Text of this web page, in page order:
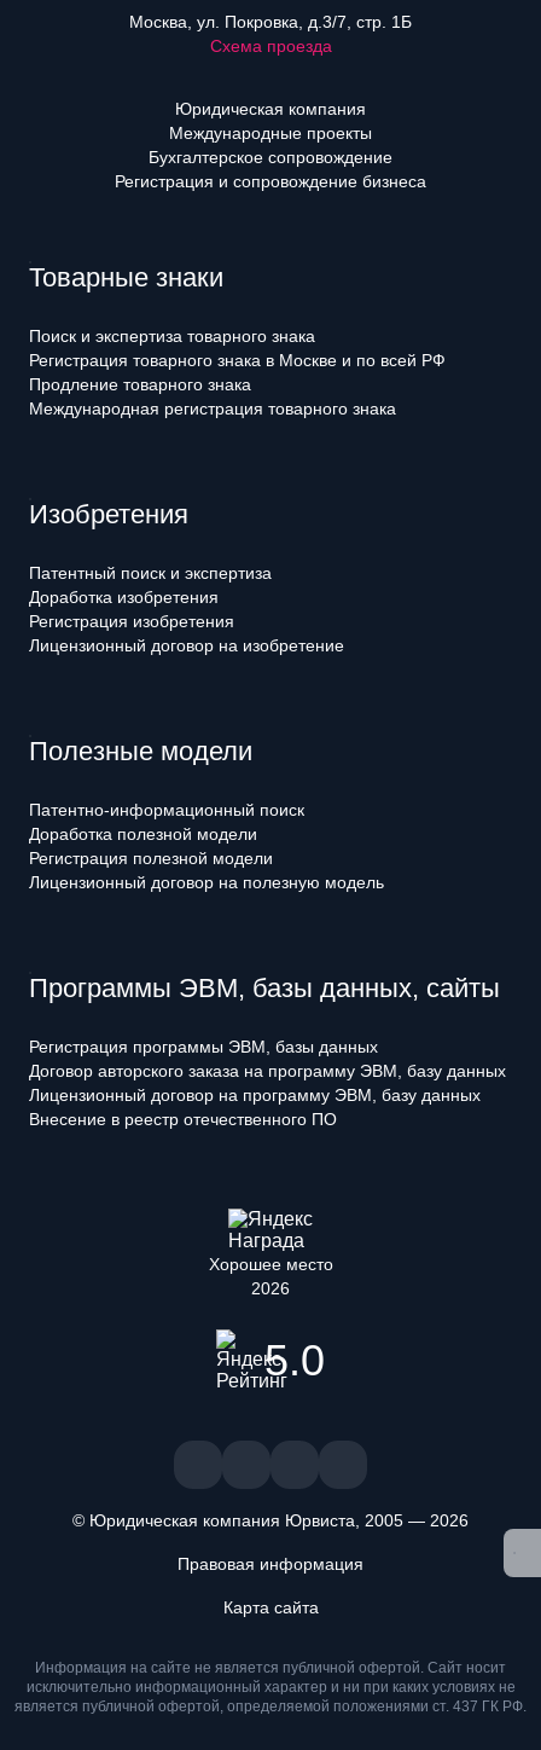
Москва, ул. Покровка, д.3/7, стр. 1Б
Схема проезда
Юридическая компания
Международные проекты
Бухгалтерское сопровождение
Регистрация и сопровождение бизнеса
Товарные знаки
Поиск и экспертиза товарного знака
Регистрация товарного знака в Москве и по всей РФ
Продление товарного знака
Международная регистрация товарного знака
Изобретения
Патентный поиск и экспертиза
Доработка изобретения
Регистрация изобретения
Лицензионный договор на изобретение
Полезные модели
Патентно-информационный поиск
Доработка полезной модели
Регистрация полезной модели
Лицензионный договор на полезную модель
Программы ЭВМ, базы данных, сайты
Регистрация программы ЭВМ, базы данных
Договор авторского заказа на программу ЭВМ, базу данных
Лицензионный договор на программу ЭВМ, базу данных
Внесение в реестр отечественного ПО
Хорошее место
2026
5.0
© Юридическая компания Юрвиста, 2005 — 2026
Правовая информация
Карта сайта
Информация на сайте не является публичной офертой. Cайт носит
исключительно информационный характер и ни при каких условиях не
является публичной офертой, определяемой положениями ст. 437 ГК РФ.
Мы используем файлы cookie. Оставаясь на сайте, вы
подтверждаете, что ознакомлены и принимаете условия
согласие на обработку персональных данных метрическими
программами.